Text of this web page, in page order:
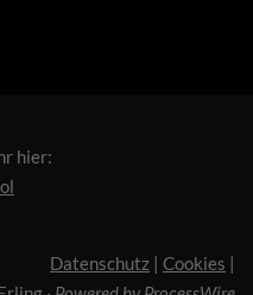
hier:
Datenschutz Cookies